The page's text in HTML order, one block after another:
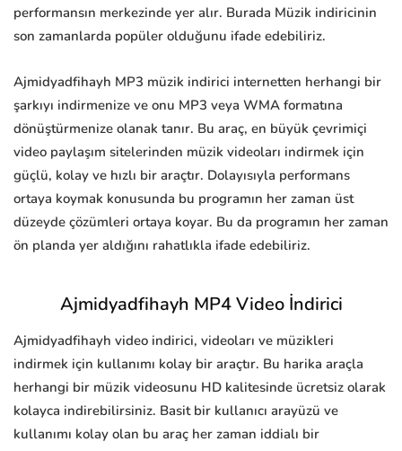
performansın merkezinde yer alır. Burada Müzik indiricinin
son zamanlarda popüler olduğunu ifade edebiliriz.
Ajmidyadfihayh MP3 müzik indirici internetten herhangi bir
şarkıyı indirmenize ve onu MP3 veya WMA formatına
dönüştürmenize olanak tanır. Bu araç, en büyük çevrimiçi
video paylaşım sitelerinden müzik videoları indirmek için
güçlü, kolay ve hızlı bir araçtır. Dolayısıyla performans
ortaya koymak konusunda bu programın her zaman üst
düzeyde çözümleri ortaya koyar. Bu da programın her zaman
ön planda yer aldığını rahatlıkla ifade edebiliriz.
Ajmidyadfihayh MP4 Video İndirici
Ajmidyadfihayh video indirici, videoları ve müzikleri
indirmek için kullanımı kolay bir araçtır. Bu harika araçla
herhangi bir müzik videosunu HD kalitesinde ücretsiz olarak
kolayca indirebilirsiniz. Basit bir kullanıcı arayüzü ve
kullanımı kolay olan bu araç her zaman iddialı bir